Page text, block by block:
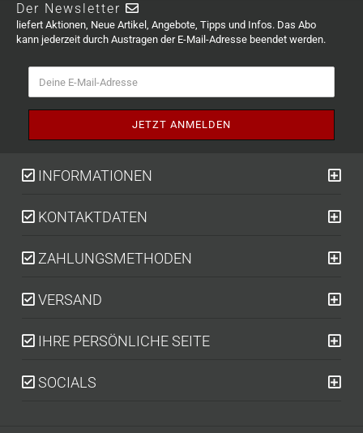
Der Newsletter
liefert Aktionen, Neue Artikel, Angebote, Tipps und Infos. Das Abo
kann jederzeit durch Austragen der E-Mail-Adresse beendet werden.
INFORMATIONEN
KONTAKTDATEN
ZAHLUNGSMETHODEN
VERSAND
IHRE PERSÖNLICHE SEITE
SOCIALS